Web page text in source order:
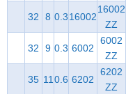
32 8 0.316002
16002
ZZ
32 9 0.3 6002
6002
ZZ
35 110.6 6202
6202
ZZ